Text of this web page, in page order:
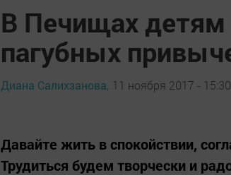
В Печищах детям
пагубных
Диана Салихзанова, 11 ноября 2017 - 15:30
Давайте жить в спокойствии,
Трудиться будем творчески и